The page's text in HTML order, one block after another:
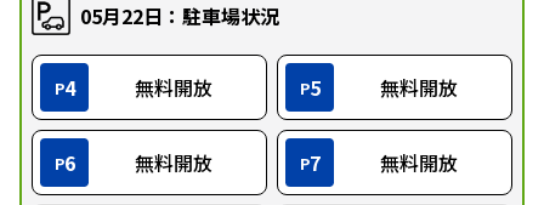
05月22日：駐車場状況
P4 無料開放 P5 無料開放
P6 無料開放 P7 無料開放